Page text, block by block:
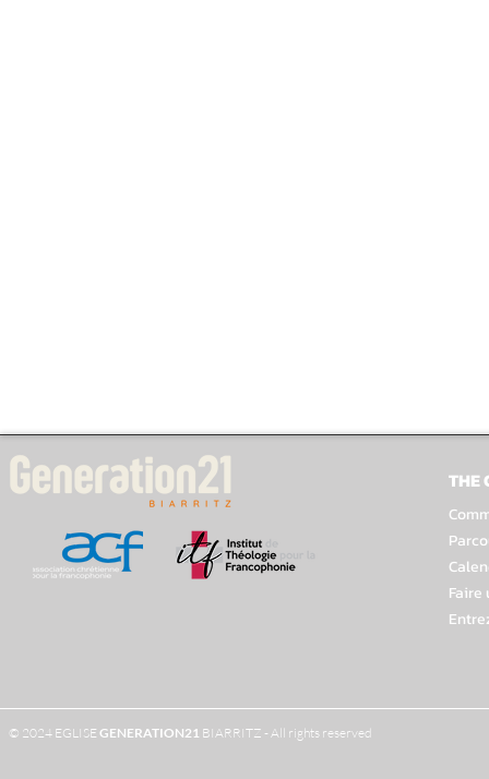
THE
Faire
© 2024 EGLISE GENERATION21 BIARRITZ - All rights reserved